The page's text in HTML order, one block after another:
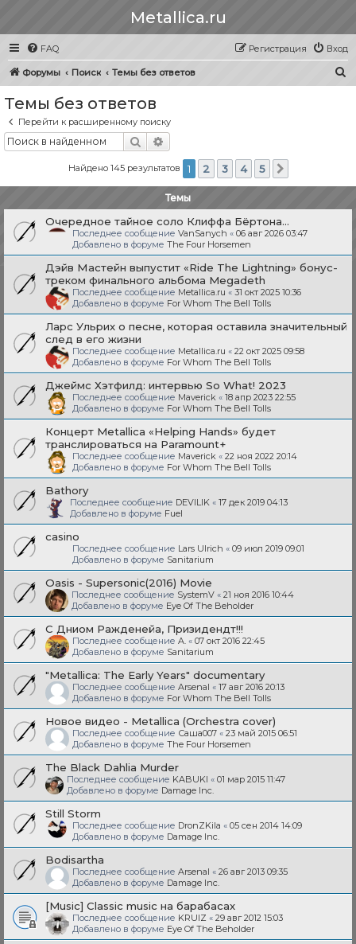
Metallica.ru
FAQ Вход
Регистрация
Форумы Поиск Темы без ответов
Темы без ответов
Перейти к расширенному поиску
Поиск
Найдено 145 результатов 1 2 3 4 5
Темы
Очередное тайное соло Клиффа Бёртона...
Последнее сообщение VanSanych « 06 авг 2026 03:47
Добавлено в форуме The Four Horsemen
Дэйв Мастейн выпустит «Ride The Lightning» бонус-
треком финального альбома Megadeth
Последнее сообщение Metallica.ru « 31 окт 2025 10:36
Добавлено в форуме For Whom The Bell Tolls
Ларс Ульрих о песне, которая оставила значительный
след в его жизни
Последнее сообщение Metallica.ru « 22 окт 2025 09:58
Добавлено в форуме For Whom The Bell Tolls
Джеймс Хэтфилд: интервью So What! 2023
Последнее сообщение Maverick « 18 апр 2023 22:55
Добавлено в форуме For Whom The Bell Tolls
Концерт Metallica «Helping Hands» будет
транслироваться на Paramount+
Последнее сообщение Maverick « 22 ноя 2022 20:14
Добавлено в форуме For Whom The Bell Tolls
Bathory
Последнее сообщение DEVILIK « 17 дек 2019 04:13
Добавлено в форуме Fuel
casino
Последнее сообщение Lars Ulrich « 09 июл 2019 09:01
Добавлено в форуме Sanitarium
Oasis - Supersonic(2016) Movie
Последнее сообщение SystemV « 21 ноя 2016 10:44
Добавлено в форуме Eye Of The Beholder
С Дниом Ражденейа, Призидендт!!!
Последнее сообщение A. « 07 окт 2016 22:45
Добавлено в форуме Sanitarium
"Metallica: The Early Years" documentary
Последнее сообщение Arsenal « 17 авг 2016 20:13
Добавлено в форуме For Whom The Bell Tolls
Новое видео - Metallica (Orchestra cover)
Последнее сообщение Саша007 « 23 май 2015 06:51
Добавлено в форуме The Four Horsemen
The Black Dahlia Murder
Последнее сообщение KABUKI « 01 мар 2015 11:47
Добавлено в форуме Damage Inc.
Still Storm
Последнее сообщение DronZKila « 05 сен 2014 14:09
Добавлено в форуме Damage Inc.
Bodisartha
Последнее сообщение Arsenal « 26 авг 2013 09:35
Добавлено в форуме Damage Inc.
[Music] Classic music на барабасах
Последнее сообщение KRUIZ « 29 авг 2012 15:03
Добавлено в форуме Eye Of The Beholder